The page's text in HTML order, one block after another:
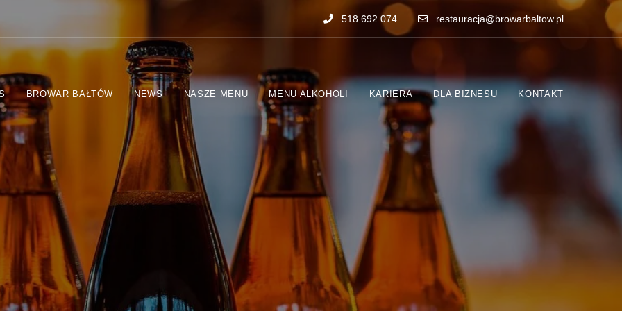
518 692 074 restauracja@browarbaltow.pl
BROWAR BAŁTÓW NEWS NASZE MENU MENU ALKOHOLI KARIERA DLA BIZNESU KONTAKT